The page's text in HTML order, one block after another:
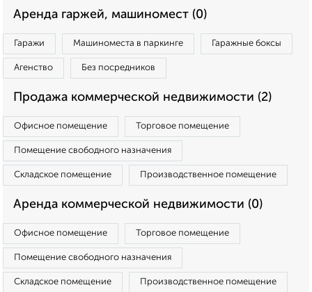
Аренда гаржей, машиномест (0)
Гаражи Машиноместа в паркинге Гаражные боксы
Агенство Без посредников
Продажа коммерческой недвижимости (2)
Офисное помещение Торговое помещение
Помещение свободного назначения
Складское помещение Производственное помещение
Аренда коммерческой недвижимости (0)
Офисное помещение Торговое помещение
Помещение свободного назначения
Складское помещение Производственное помещение